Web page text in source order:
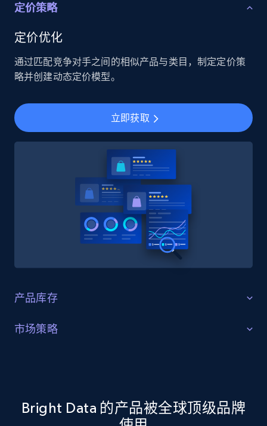
定价策略
定价优化
通过匹配竞争对手之间的相似产品与类目，制定定价策
略并创建动态定价模型。
立即获取
产品库存
识别缺口
立即获取
市场策略
Bright Data 的产品被全球顶级品牌